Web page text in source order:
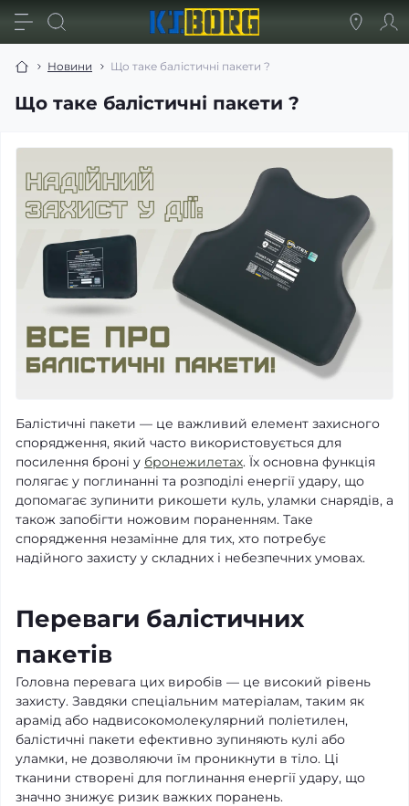
Новини Що таке балістичні пакети ?
Що таке балістичні пакети ?
Балістичні пакети — це важливий елемент захисного
спорядження, який часто використовується для
посилення броні у бронежилетах. Їх основна функція
полягає у поглинанні та розподілі енергії удару, що
допомагає зупинити рикошети куль, уламки снарядів, а
також запобігти ножовим пораненням. Таке
спорядження незамінне для тих, хто потребує
надійного захисту у складних і небезпечних умовах.
Переваги балістичних
пакетів
Головна перевага цих виробів — це високий рівень
захисту. Завдяки спеціальним матеріалам, таким як
арамід або надвисокомолекулярний поліетилен,
балістичні пакети ефективно зупиняють кулі або
уламки, не дозволяючи їм проникнути в тіло. Ці
тканини створені для поглинання енергії удару, що
значно знижує ризик важких поранень.